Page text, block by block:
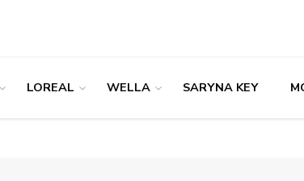
LOREAL WELLA SARYNA KEY